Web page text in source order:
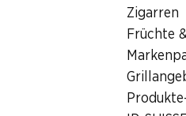
Zigarren
Früchte